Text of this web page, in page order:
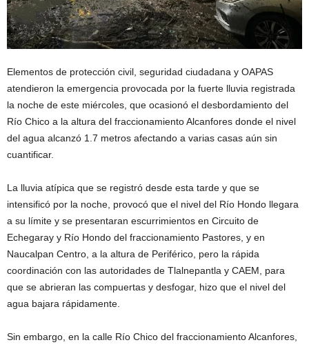
Elementos de protección civil, seguridad ciudadana y OAPAS
atendieron la emergencia provocada por la fuerte lluvia registrada
la noche de este miércoles, que ocasionó el desbordamiento del
Río Chico a la altura del fraccionamiento Alcanfores donde el nivel
del agua alcanzó 1.7 metros afectando a varias casas aún sin
cuantificar.
La lluvia atípica que se registró desde esta tarde y que se
intensificó por la noche, provocó que el nivel del Río Hondo llegara
a su límite y se presentaran escurrimientos en Circuito de
Echegaray y Río Hondo del fraccionamiento Pastores, y en
Naucalpan Centro, a la altura de Periférico, pero la rápida
coordinación con las autoridades de Tlalnepantla y CAEM, para
que se abrieran las compuertas y desfogar, hizo que el nivel del
agua bajara rápidamente.
Sin embargo, en la calle Río Chico del fraccionamiento Alcanfores,